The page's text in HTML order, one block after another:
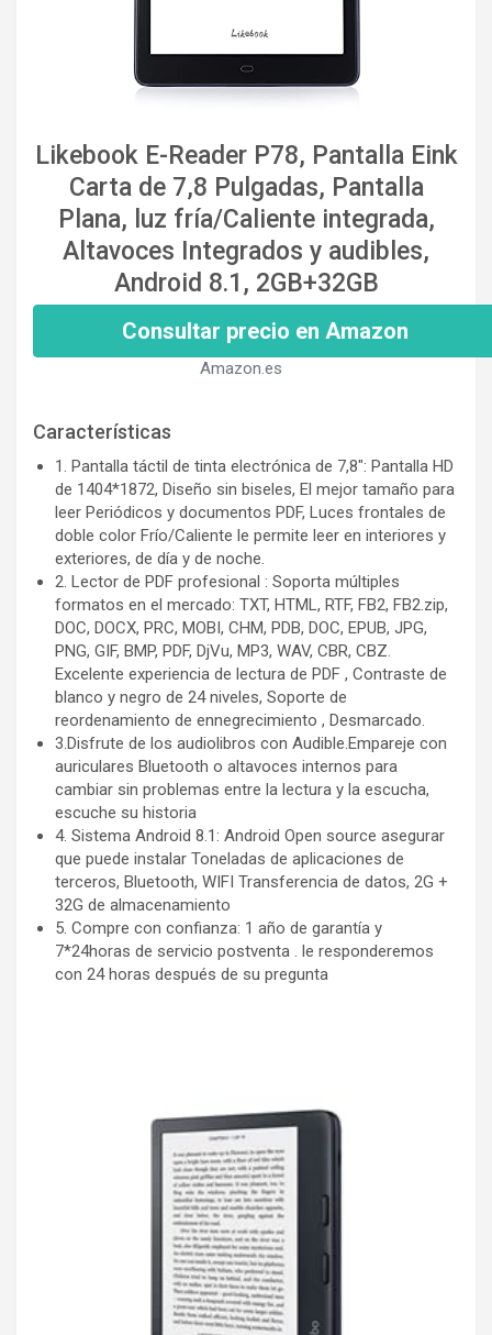
Likebook E-Reader P78, Pantalla Eink
Carta de 7,8 Pulgadas, Pantalla
Plana, luz fría/Caliente integrada,
Altavoces Integrados y audibles,
Android 8.1, 2GB+32GB
Consultar precio en Amazon
Amazon.es
Características
1. Pantalla táctil de tinta electrónica de 7,8": Pantalla HD
de 1404*1872, Diseño sin biseles, El mejor tamaño para
leer Periódicos y documentos PDF, Luces frontales de
doble color Frío/Caliente le permite leer en interiores y
exteriores, de día y de noche.
2. Lector de PDF profesional : Soporta múltiples
formatos en el mercado: TXT, HTML, RTF, FB2, FB2.zip,
DOC, DOCX, PRC, MOBI, CHM, PDB, DOC, EPUB, JPG,
PNG, GIF, BMP, PDF, DjVu, MP3, WAV, CBR, CBZ.
Excelente experiencia de lectura de PDF , Contraste de
blanco y negro de 24 niveles, Soporte de
reordenamiento de ennegrecimiento , Desmarcado.
3.Disfrute de los audiolibros con Audible.Empareje con
auriculares Bluetooth o altavoces internos para
cambiar sin problemas entre la lectura y la escucha,
escuche su historia
4. Sistema Android 8.1: Android Open source asegurar
que puede instalar Toneladas de aplicaciones de
terceros, Bluetooth, WIFI Transferencia de datos, 2G +
32G de almacenamiento
5. Compre con confianza: 1 año de garantía y
7*24horas de servicio postventa . le responderemos
con 24 horas después de su pregunta